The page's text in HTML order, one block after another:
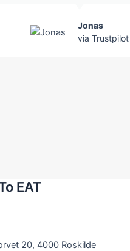
Jonas
via Trustpilot
EAT
20, 4000 Roskilde